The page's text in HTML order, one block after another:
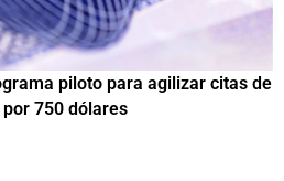
piloto para agilizar citas de
750 dólares